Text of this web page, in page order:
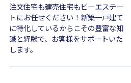
注文住宅も建売住宅もビーエステー
トにお任せください！新築一戸建て
に特化しているからこその豊富な知
識と経験で、お客様をサポートいた
します。